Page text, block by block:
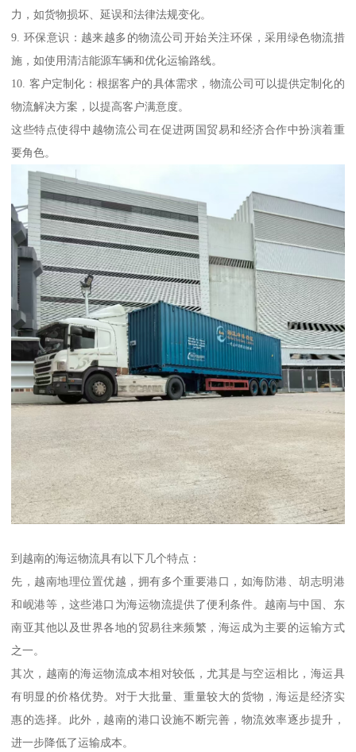
力，如货物损坏、延误和法律法规变化。
9. 环保意识：越来越多的物流公司开始关注环保，采用绿色物流措
施，如使用清洁能源车辆和优化运输路线。
10. 客户定制化：根据客户的具体需求，物流公司可以提供定制化的
物流解决方案，以提高客户满意度。
这些特点使得中越物流公司在促进两国贸易和经济合作中扮演着重
要角色。
到越南的海运物流具有以下几个特点：
先，越南地理位置优越，拥有多个重要港口，如海防港、胡志明港
和岘港等，这些港口为海运物流提供了便利条件。越南与中国、东
南亚其他以及世界各地的贸易往来频繁，海运成为主要的运输方式
之一。
其次，越南的海运物流成本相对较低，尤其是与空运相比，海运具
有明显的价格优势。对于大批量、重量较大的货物，海运是经济实
惠的选择。此外，越南的港口设施不断完善，物流效率逐步提升，
进一步降低了运输成本。